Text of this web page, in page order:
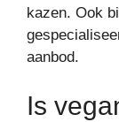
kazen. Ook
aanbod.
Is